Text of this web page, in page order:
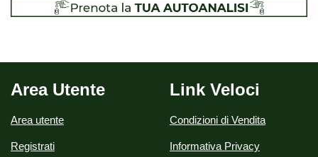
Area Utente
Area utente
Registrati
Link Veloci
Condizioni di Vendita
Informativa Privacy